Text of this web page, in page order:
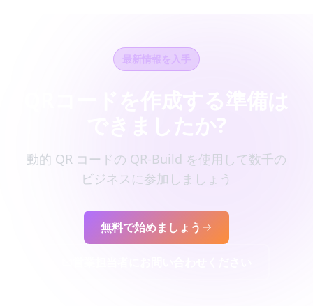
最新情報を入手
動的 QR コードの QR-Build を使用して数千の
ビジネスに参加しましょう
無料で始めましょう